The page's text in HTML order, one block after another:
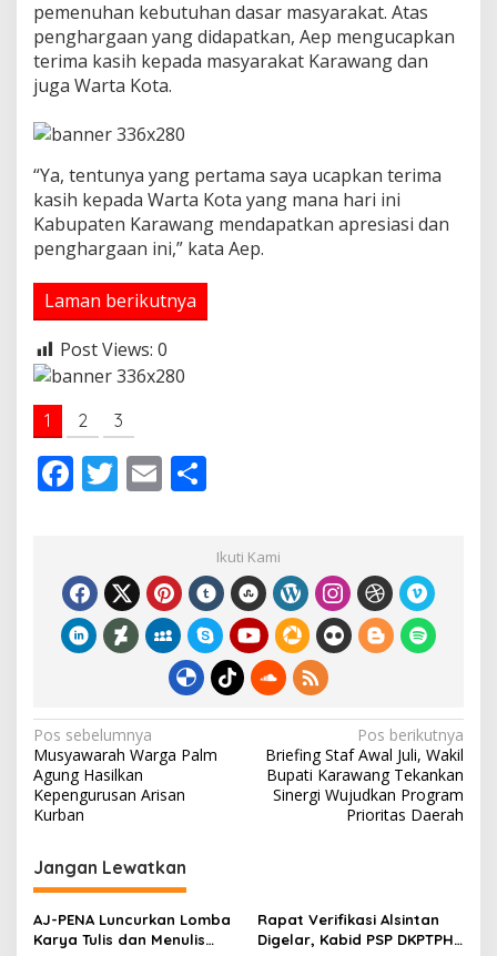
s
p
o
a
n
A
k
u
pemenuhan kebutuhan dasar masyarakat. Atas
penghargaan yang didapatkan, Aep mengucapkan
terima kasih kepada masyarakat Karawang dan
juga Warta Kota.
“Ya, tentunya yang pertama saya ucapkan terima
kasih kepada Warta Kota yang mana hari ini
Kabupaten Karawang mendapatkan apresiasi dan
penghargaan ini,” kata Aep.
Laman berikutnya
Post Views: 0
1 2 3
F
b
o
o
T
er
E
l
ar
eIkuti Kami
N
a
v
g
a
s
Pos sebelumnya
Musyawarah Warga Palm
Agung Hasilkan
Kepengurusan Arisan
Kurban
Pos berikutnya
Briefing Staf Awal Juli, Wakil
Bupati Karawang Tekankan
Sinergi Wujudkan Program
Prioritas Daerah
Jangan Lewatkan
‎AJ-PENA Luncurkan Lomba
Karya Tulis dan Menulis
Rapat Verifikasi Alsintan
Digelar, Kabid PSP DKPTPH